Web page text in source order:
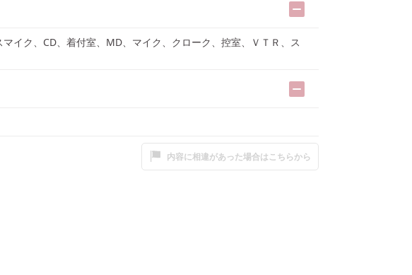
イク、CD、着付室、MD、マイク、クローク、控室、ＶＴＲ、ス
内容に相違があった場合はこちらから